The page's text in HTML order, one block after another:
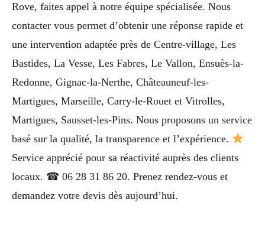
Rove, faites appel à notre équipe spécialisée. Nous
contacter vous permet d’obtenir une réponse rapide et
une intervention adaptée près de Centre-village, Les
Bastides, La Vesse, Les Fabres, Le Vallon, Ensuès-la-
Redonne, Gignac-la-Nerthe, Châteauneuf-les-
Martigues, Marseille, Carry-le-Rouet et Vitrolles,
Martigues, Sausset-les-Pins. Nous proposons un service
basé sur la qualité, la transparence et l’expérience.
Service apprécié pour sa réactivité auprès des clients
locaux. ☎ 06 28 31 86 20. Prenez rendez-vous et
demandez votre devis dès aujourd’hui.